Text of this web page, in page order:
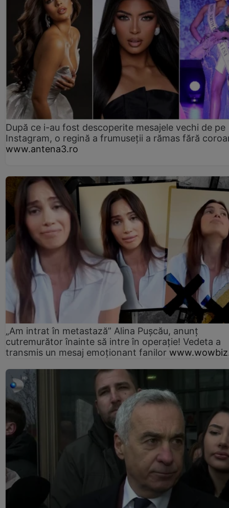
După ce i-au fost descoperite mesajele vechi de pe
Instagram, o regină a frumuseții a rămas fără
www.antena3.ro
„Am intrat în metastază” Alina Pușcău, anunț
cutremurător înainte să intre în operație! Vedeta a
transmis un mesaj emoționant fanilor